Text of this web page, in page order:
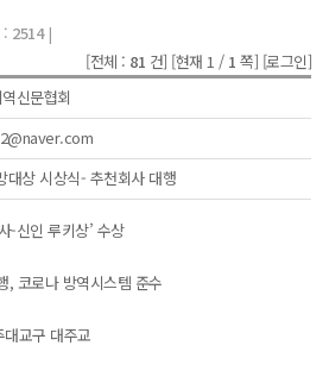
2514|
[전체 : 81 건] [현재 1 / 1 쪽] [로그인]
신문협회
대상 시상식- 추천회사 대행
-신인 루키상’ 수상
, 코로나 방역시스템 준수
교구 대주교